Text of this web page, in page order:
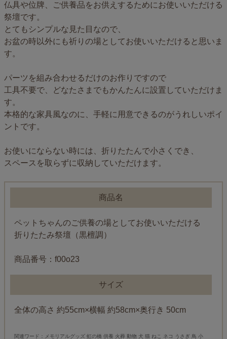
仏具や位牌、ご供養品をお供えするためにお使いいただける
祭壇です。
とてもシンプルな見た目なので、
お盆の時以外にも祈りの場としてお使いいただけると思いま
す。
パーツを組み合わせるだけのお作りですので
工具不要で、どなたさまでもかんたんに設置していただけま
す。
本格的な家具風なのに、手軽に用意できるのがうれしいポイ
ントです。
お使いにならない時には、折りたたんで小さくでき、
スペースを取らずに収納していただけます。
商品名
ペットちゃんのご供養の場としてお使いいただける
折りたたみ祭壇（黒檀調）
商品番号：f00o23
サイズ
全体の高さ 約55cm×横幅 約58cm×奥行き 50cm
関連ワード：メモリアルグッズ 虹の橋 供養 火葬 動物 犬 猫 ねこ ネコ うさぎ 鳥 小